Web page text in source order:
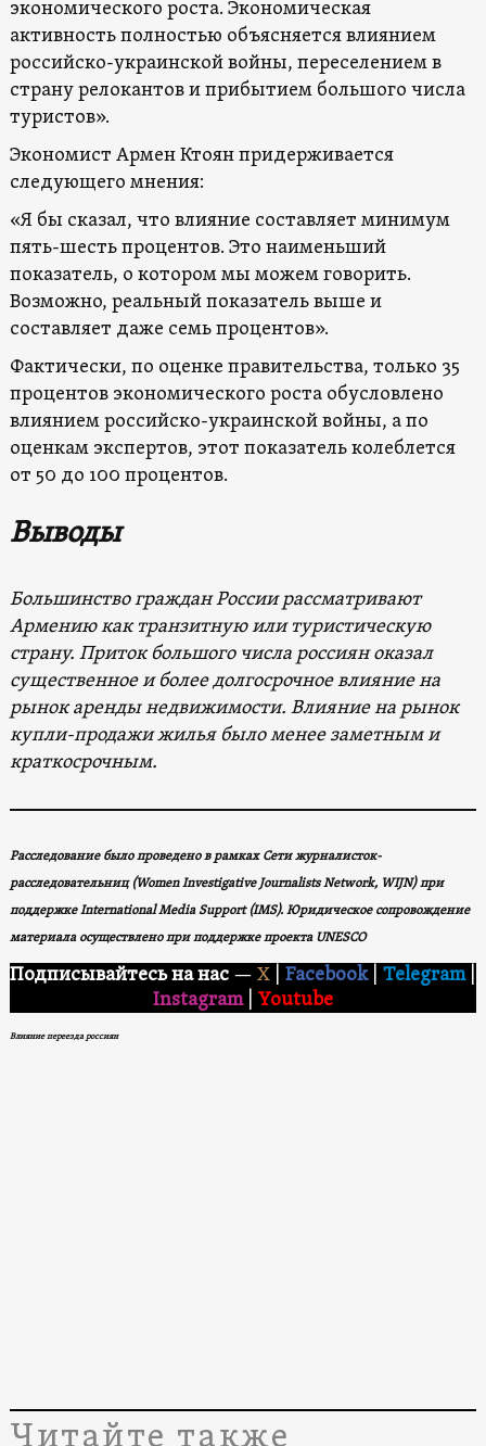
экономического роста. Экономическая
активность полностью объясняется влиянием
российско-украинской войны, переселением в
страну релокантов и прибытием большого числа
туристов».
Экономист Армен Ктоян придерживается
следующего мнения:
«Я бы сказал, что влияние составляет минимум
пять-шесть процентов. Это наименьший
показатель, о котором мы можем говорить.
Возможно, реальный показатель выше и
составляет даже семь процентов».
Фактически, по оценке правительства, только 35
процентов экономического роста обусловлено
влиянием российско-украинской войны, а по
оценкам экспертов, этот показатель колеблется
от 50 до 100 процентов.
Выводы
Большинство граждан России рассматривают
Армению как транзитную или туристическую
страну. Приток большого числа россиян оказал
существенное и более долгосрочное влияние на
рынок аренды недвижимости. Влияние на рынок
купли-продажи жилья было менее заметным и
краткосрочным.
Расследование было проведено в рамках Сети журналисток-
расследовательниц (Women Investigative Journalists Network, WIJN) при
поддержке International Media Support (IMS).Юридическое сопровождение
материала осуществлено при поддержке проекта UNESCO
Подписывайтесь на нас — X Facebook Telegram|
Instagram
Youtube
Влияние переезда россиян